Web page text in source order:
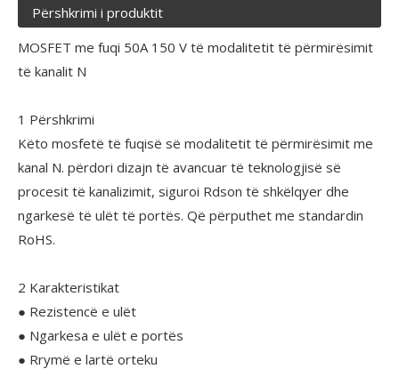
Përshkrimi i produktit
MOSFET me fuqi 50A 150 V të modalitetit të përmirësimit
të kanalit N
1 Përshkrimi
Këto mosfetë të fuqisë së modalitetit të përmirësimit me
kanal N. përdori dizajn të avancuar të teknologjisë së
procesit të kanalizimit, siguroi Rdson të shkëlqyer dhe
ngarkesë të ulët të portës. Që përputhet me standardin
RoHS.
2 Karakteristikat
● Rezistencë e ulët
● Ngarkesa e ulët e portës
● Rrymë e lartë orteku